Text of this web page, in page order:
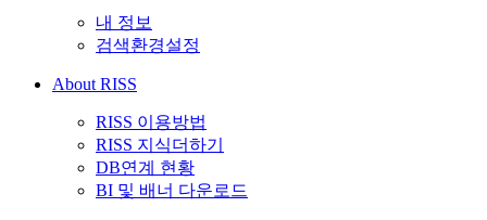
내 정보
검색환경설정
About RISS
RISS 이용방법
RISS 지식더하기
DB연계 현황
BI 및 배너 다운로드